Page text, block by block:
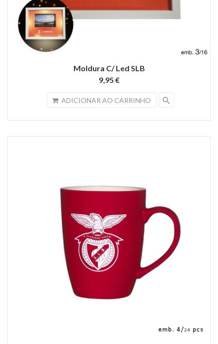
Moldura C/ Led SLB
9,95 €
ADICIONAR AO CARRINHO search